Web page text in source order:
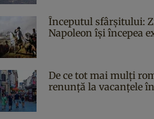
Începutul sfârşitului:
Napoleon îşi începea
De ce tot mai mulți
renunță la vacanțele